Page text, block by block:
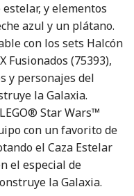
y elementos
azul y un plátano.
con los sets Halcón
Fusionados (75393),
y personajes del
la Galaxia.
Star Wars™
con un favorito de
el Caza Estelar
el especial de
la Galaxia.